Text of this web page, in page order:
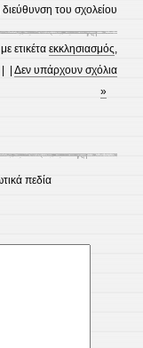
του σχολείου
| με ετικέταεκκλησιασμός,
| |Δεν υπάρχουν σχόλια
»
πεδία